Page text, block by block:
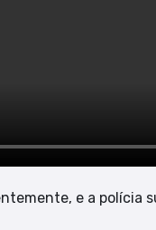
e a polícia